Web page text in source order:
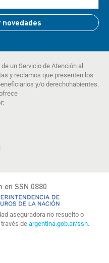
un Servicio de Atención al
y reclamos que presenten los
y/o derechohabientes.
en SSN 0880
aseguradora no resuelto o
de argentina.gob.ar/ssn.